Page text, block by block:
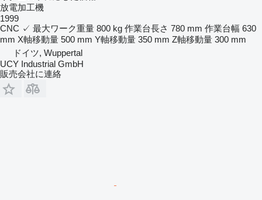
放電加工機
1999
CNC ✓ 最大ワーク重量 800 kg 作業台長さ 780 mm 作業台幅 630
mm X軸移動量 500 mm Y軸移動量 350 mm Z軸移動量 300 mm
ドイツ, Wuppertal
UCY Industrial GmbH
販売会社に連絡